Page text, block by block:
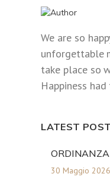
We are so
unforgettable
take place so
Happiness
LATEST
30 Maggio 2026